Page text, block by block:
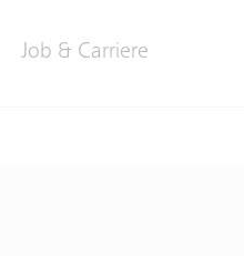
Job & Carriere